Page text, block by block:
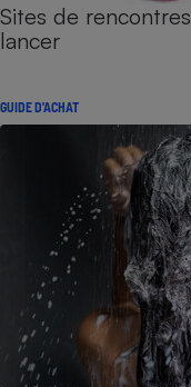
Sites de
lancer
GUIDE D'ACHAT